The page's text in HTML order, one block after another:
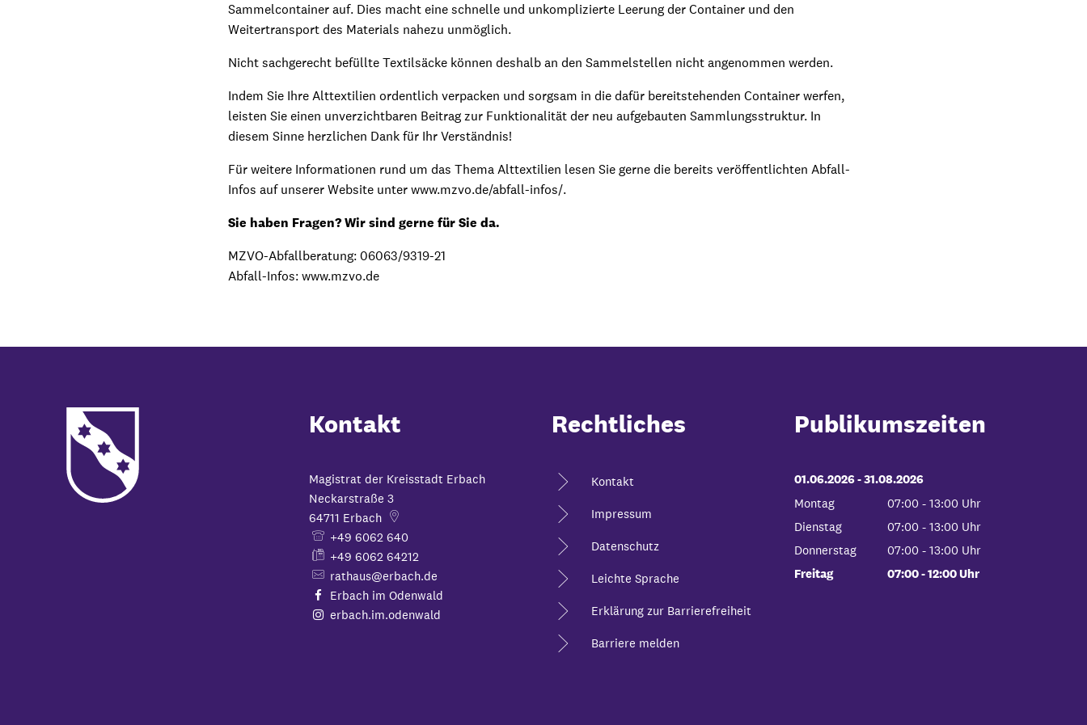
Sammelcontainer auf. Dies macht eine schnelle und unkomplizierte Leerung der Container und den
Weitertransport des Materials nahezu unmöglich.
Nicht sachgerecht befüllte Textilsäcke können deshalb an den Sammelstellen nicht angenommen werden.
Indem Sie Ihre Alttextilien ordentlich verpacken und sorgsam in die dafür bereitstehenden Container werfen,
leisten Sie einen unverzichtbaren Beitrag zur Funktionalität der neu aufgebauten Sammlungsstruktur. In
diesem Sinne herzlichen Dank für Ihr Verständnis!
Für weitere Informationen rund um das Thema Alttextilien lesen Sie gerne die bereits veröffentlichten Abfall-
Infos auf unserer Website unter www.mzvo.de/abfall-infos/.
Sie haben Fragen? Wir sind gerne für Sie da.
MZVO-Abfallberatung: 06063/9319-21
Abfall-Infos: www.mzvo.de
Kontakt
Magistrat der Kreisstadt Erbach
Neckarstraße 3
64711 Erbach
+49 6062 640
+49 6062 64212
rathaus@erbach.de
Erbach im Odenwald
erbach.im.odenwald
Rechtliches
Kontakt
Impressum
Datenschutz
Leichte Sprache
Erklärung zur Barrierefreiheit
Barriere melden
Publikumszeiten
01.06.2026-bis
31.08.2026
Montag
07:00 - 13:00 Uhr
Von 07:00 bis 13:00 Uhr
Dienstag 07:00 - 13:00 Uhr
Von 07:00 bis 13:00 Uhr
Donnerstag 07:00 - 13:00 Uhr
Von 07:00 bis 13:00 Uhr
Freitag 07:00-12:00Uhr